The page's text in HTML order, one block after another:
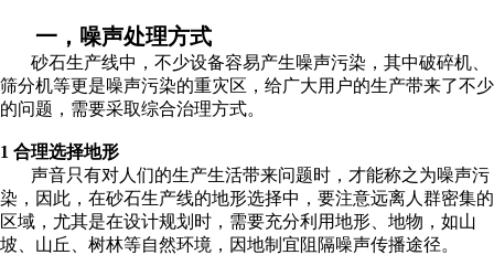
一， 噪声处理方式
砂石生产线中，不少设备容易产生噪声污染，其中破碎机、
筛分机等更是噪声污染的重灾区，给广大用户的生产带来了不少
的问题，需要采取综合治理方式。
1 合理选择地形
声音只有对人们的生产生活带来问题时，才能称之为噪声污
染，因此，在砂石生产线的地形选择中，要注意远离人群密集的
区域，尤其是在设计规划时，需要充分利用地形、地物，如山
坡、山丘、树林等自然环境，因地制宜阻隔噪声传播途径。